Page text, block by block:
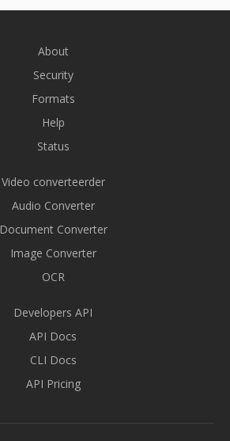
About
Security
Formats
Help
Status
Video converteerder
Audio Converter
Document Converter
Image Converter
OCR
Developers API
API Docs
CLI Docs
API Pricing